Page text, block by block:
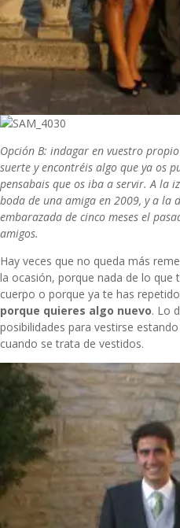
Opción B: indagar en vuestro
suerte y encontréis algo que ya os
pensabais que os iba a servir. A la
boda de una amiga en 2009, y a la
embarazada de cinco meses el
amigos.
Hay veces que no queda más
la ocasión, porque nada de lo que
cuerpo o porque ya te has
porque quieres algo nuevo. Lo
posibilidades para vestirse
cuando se trata de vestidos.